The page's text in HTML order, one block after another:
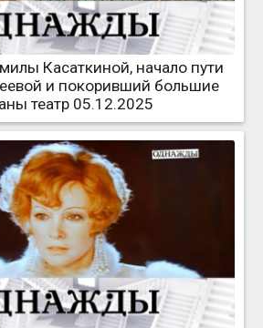
Касаткиной, начало пути
и покоривший большие
театр 05.12.2025